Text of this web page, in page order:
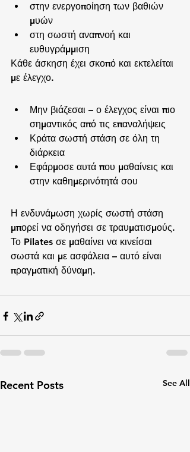
στην ενεργοποίηση των βαθιών
μυών
στη σωστή αναπνοή και
ευθυγράμμιση
Κάθε άσκηση έχει σκοπό και εκτελείται
με έλεγχο.
Μην βιάζεσαι – ο έλεγχος είναι πιο
σημαντικός από τις επαναλήψεις
Κράτα σωστή στάση σε όλη τη
διάρκεια
Εφάρμοσε αυτά που μαθαίνεις και
στην καθημερινότητά σου
Η ενδυνάμωση χωρίς σωστή στάση
μπορεί να οδηγήσει σε τραυματισμούς.
Το Pilates σε μαθαίνει να κινείσαι
σωστά και με ασφάλεια – αυτό είναι
πραγματική δύναμη.
Recent Posts See All